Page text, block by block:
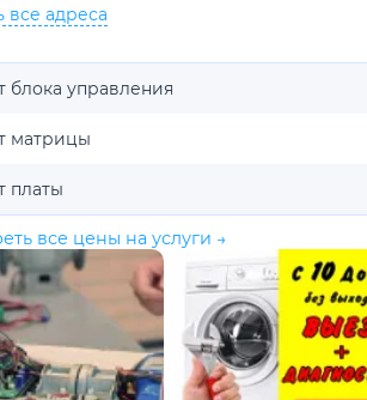
все адреса
блока управления
матрицы
платы
все цены на услуги →